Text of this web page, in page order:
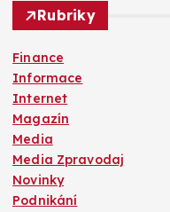
Rubriky
Finance
Informace
Internet
Magazín
Media
Media Zpravodaj
Novinky
Podnikání